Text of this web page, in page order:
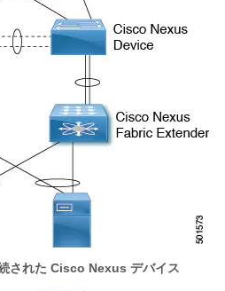
された Cisco Nexus デバイス